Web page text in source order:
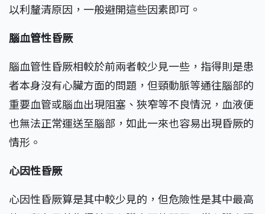
以利釐清原因，一般避開這些因素即可。
腦血管性昏厥
腦血管性昏厥相較於前兩者較少見一些，指得則是患
者本身沒有心臟方面的問題，但頸動脈等通往腦部的
重要血管或腦血出現阻塞、狹窄等不良情況，血液便
也無法正常運送至腦部，如此一來也容易出現昏厥的
情形。
心因性昏厥
心因性昏厥算是其中較少見的，但危險性是其中最高